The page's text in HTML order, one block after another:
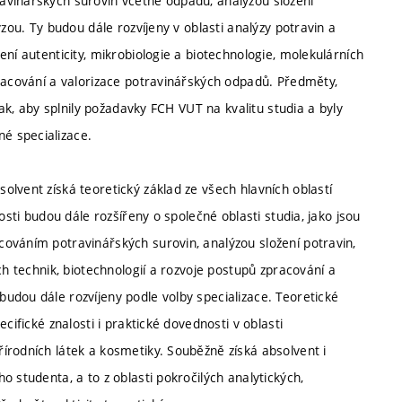
Ty budou dále rozvíjeny v oblasti analýzy potravin a
autenticity, mikrobiologie a biotechnologie, molekulárních
a valorizace potravinářských odpadů. Předměty,
splnily požadavky FCH VUT na kvalitu studia a byly
specializace.
získá teoretický základ ze všech hlavních oblastí
budou dále rozšířeny o společné oblasti studia, jako jsou
potravinářských surovin, analýzou složení potravin,
technik, biotechnologií a rozvoje postupů zpracování a
dále rozvíjeny podle volby specializace. Teoretické
znalosti i praktické dovednosti v oblasti
látek a kosmetiky. Souběžně získá absolvent i
studenta, a to z oblasti pokročilých analytických,